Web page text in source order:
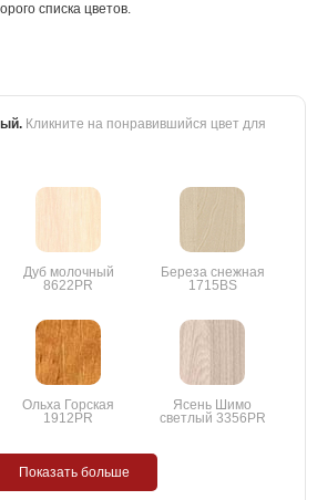
списка цветов.
. Кликните на понравившийся цвет для
Дуб молочный
8622PR
Береза снежная
1715BS
Ольха Горская
1912PR
Ясень Шимо
светлый 3356PR
Показать больше